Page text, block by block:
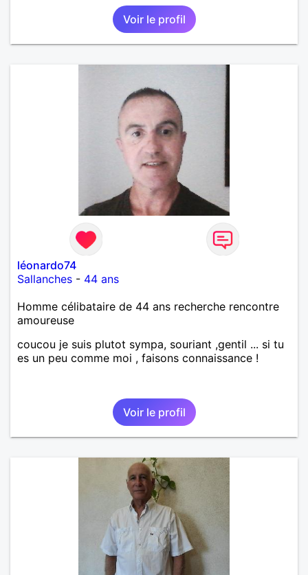
Voir le profil
léonardo74
Sallanches - 44 ans
Homme célibataire de 44 ans recherche rencontre
amoureuse
coucou je suis plutot sympa, souriant ,gentil ... si tu
es un peu comme moi , faisons connaissance !
Voir le profil